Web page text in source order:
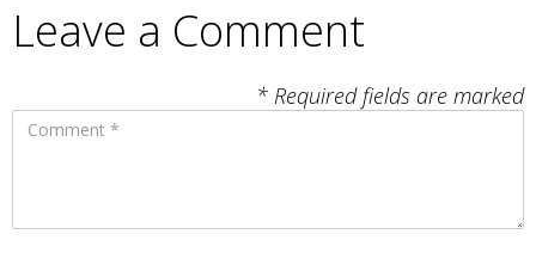
Leave a Comment
* Required fields are marked